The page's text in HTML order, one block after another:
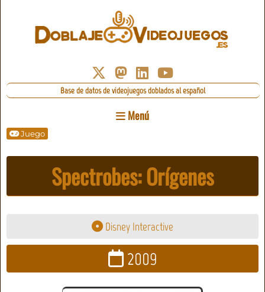
Base de datos de videojuegos doblados al español
Menú
Juego
Spectrobes: Orígenes
Disney Interactive
2009